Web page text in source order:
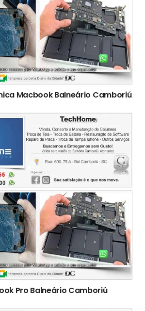
Macbook Balneário Camboriú
Pro Balneário Camboriú